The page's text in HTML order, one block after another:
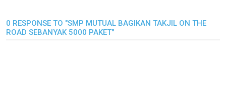
0 RESPONSE TO "SMP MUTUAL BAGIKAN TAKJIL ON THE
ROAD SEBANYAK 5000 PAKET"